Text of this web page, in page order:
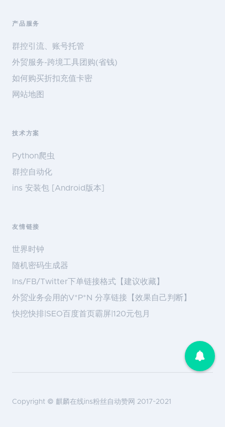
产品服务
群控引流、账号托管
外贸服务-跨境工具团购(省钱)
如何购买折扣充值卡密
网站地图
技术方案
Python爬虫
群控自动化
ins 安装包 [Android版本]
友情链接
世界时钟
随机密码生成器
Ins/FB/Twitter下单链接格式【建议收藏】
外贸业务会用的V*P*N 分享链接【效果自己判断】
快挖快排|SEO百度首页霸屏|120元包月
Copyright © 麒麟在线ins粉丝自动赞网 2017~2021